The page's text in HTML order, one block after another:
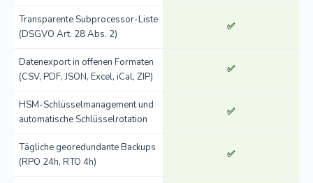
Transparente Subprocessor-Liste
(DSGVO Art. 28 Abs. 2)
✅
Datenexport in offenen Formaten
(CSV, PDF, JSON, Excel, iCal, ZIP)
✅
HSM-Schlüsselmanagement und
automatische Schlüsselrotation
✅
Tägliche georedundante Backups
(RPO 24h, RTO 4h)
✅